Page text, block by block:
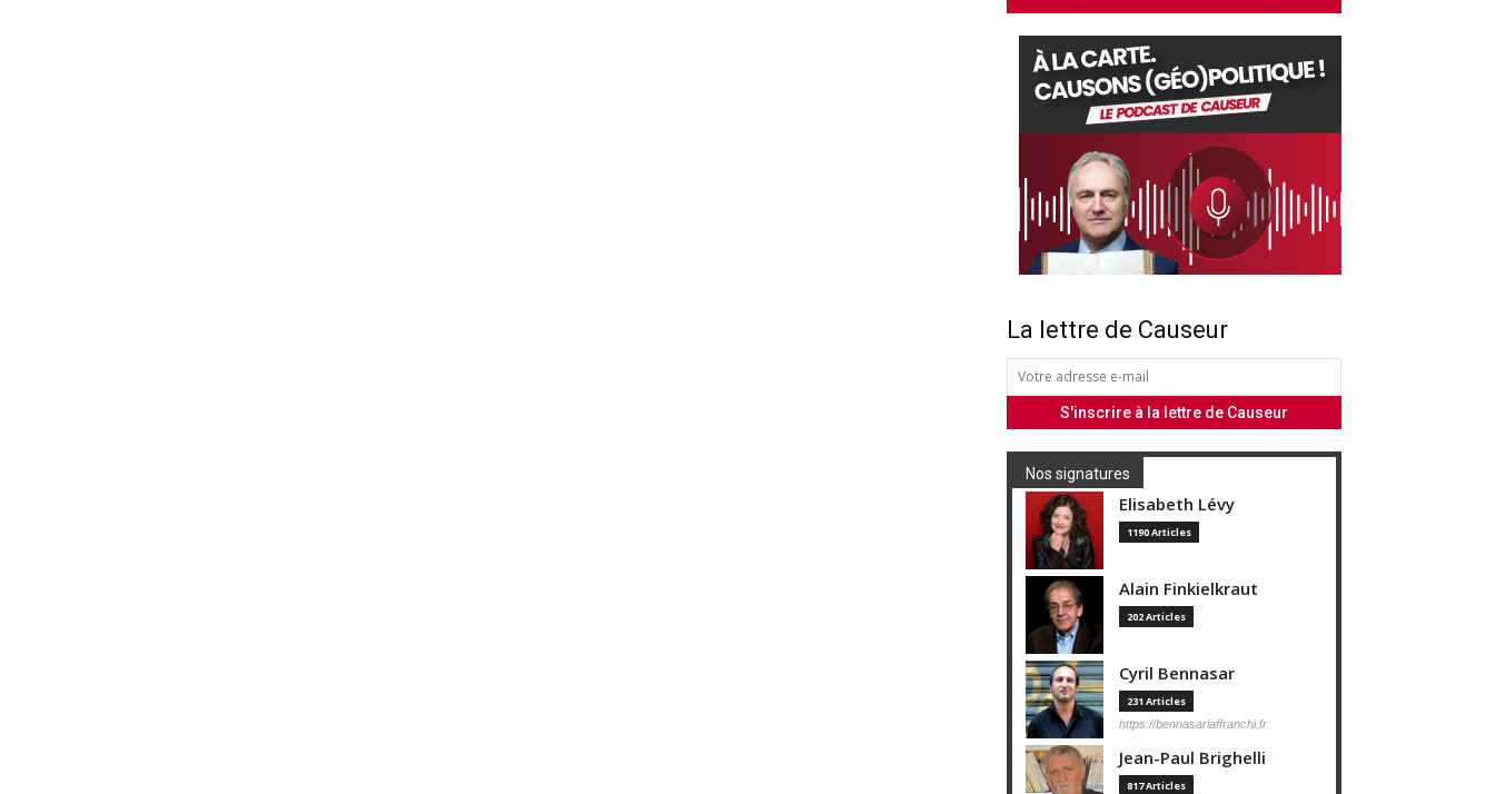
La lettre de Causeur
Nos signatures
Elisabeth Lévy
1190 Articles
Alain Finkielkraut
202 Articles
Cyril Bennasar
231 Articles
https://bennasarlaffranchi.fr
Jean-Paul Brighelli
817 Articles